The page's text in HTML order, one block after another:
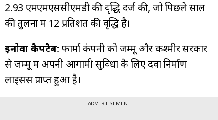
2.93 एमएमएससीएमडी की वृद्धि दर्ज की, जो पिछले साल
की तुलना में 12 प्रतिशत की वृद्धि है।
इनोवा कैपटैब: फार्मा कंपनी को जम्मू और कश्मीर सरकार
से जम्मू में अपनी आगामी सुविधा के लिए दवा निर्माण
लाइसेंस प्राप्त हुआ है।
ADVERTISEMENT